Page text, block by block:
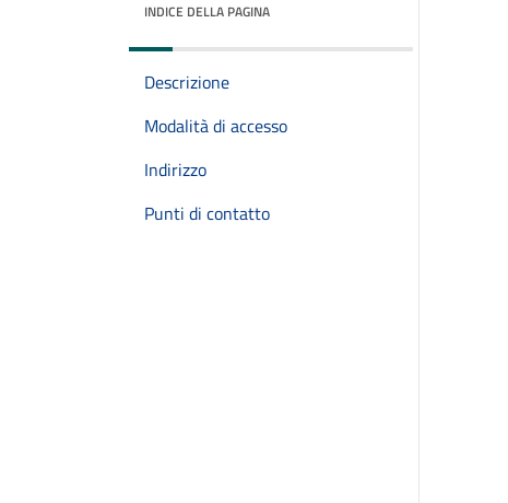
INDICE DELLA PAGINA
Descrizione
Modalità di accesso
Indirizzo
Punti di contatto